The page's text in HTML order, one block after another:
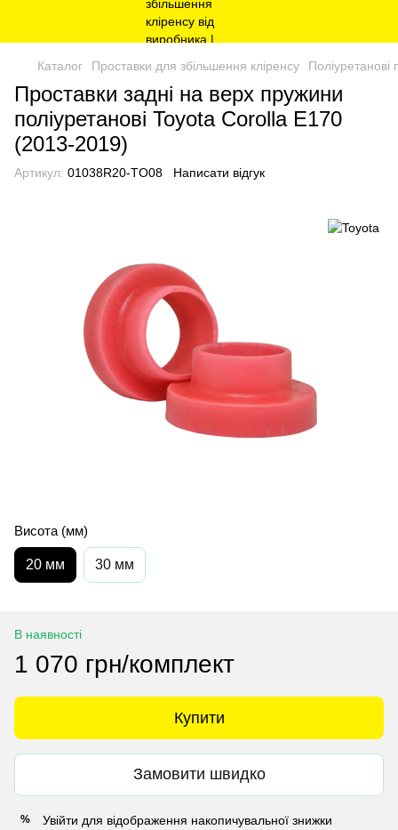
Каталог Проставки для збільшення кліренсу Поліуретанові
Проставки задні на верх пружини
поліуретанові Toyota Corolla E170
(2013-2019)
Артикул: 01038R20-TO08 Написати відгук
Висота (мм)
20 мм 30 мм
В наявності
1 070 грн/комплект
Купити
Замовити швидко
% Увійти для відображення накопичувальної знижки